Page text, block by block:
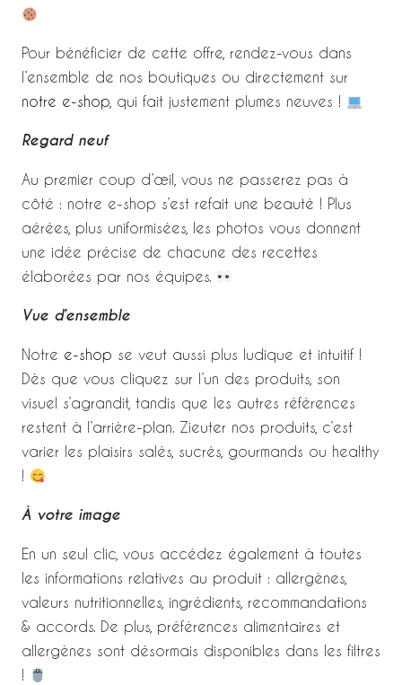
Pour bénéficier de cette offre, rendez-vous dans
l’ensemble de nos boutiques ou directement sur
notre e-shop , qui fait justement plumes neuves !
Regard neuf
Au premier coup d’œil, vous ne passerez pas à
côté : notre e-shop s’est refait une beauté ! Plus
aérées, plus uniformisées, les photos vous donnent
une idée précise de chacune des recettes
élaborées par nos équipes.
Vue d’ensemble
Notre e-shop se veut aussi plus ludique et intuitif !
Dès que vous cliquez sur l’un des produits, son
visuel s’agrandit, tandis que les autres références
restent à l’arrière-plan. Zieuter nos produits, c’est
varier les plaisirs salés, sucrés, gourmands ou healthy
!
À votre image
En un seul clic, vous accédez également à toutes
les informations relatives au produit : allergènes,
valeurs nutritionnelles, ingrédients, recommandations
& accords. De plus, préférences alimentaires et
allergènes sont désormais disponibles dans les filtres
!